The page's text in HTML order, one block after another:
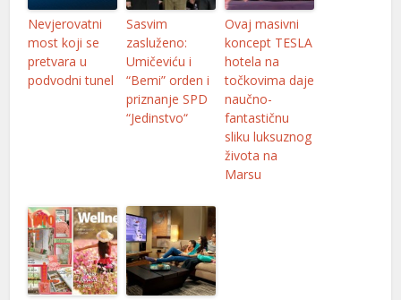
Nevjerovatni
most koji se
pretvara u
podvodni tunel
Sasvim
zasluženo:
Umičeviću i
“Bemi” orden i
priznanje SPD
“Jedinstvo“
Ovaj masivni
koncept TESLA
hotela na
točkovima daje
naučno-
fantastičnu
sliku luksuznog
života na
Marsu